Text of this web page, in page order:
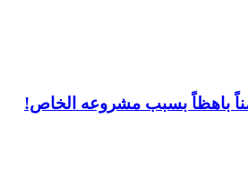
باهظاً بسبب مشروعه الخاص!